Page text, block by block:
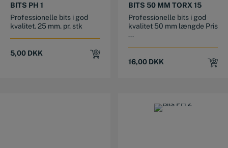
BITS PH 1
Professionelle bits i god
kvalitet. 25 mm. pr. stk
5,00 DKK
BITS 50 MM TORX 15
Professionelle bits i god
kvalitet 50 mm længde Pris
...
16,00 DKK